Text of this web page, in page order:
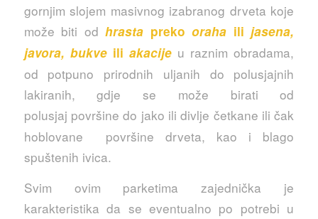
gornjim slojem masivnog izabranog drveta koje
može biti odhrasta prekooraha ilijasena,
javora, bukveili akacije u raznim obradama,
od potpuno prirodnih uljanih do polusjajnih
lakiranih, gdje se može birati od
polusjaj površine do jako ili divlje četkane ili čak
hoblovane površine drveta, kao i blago
spuštenih ivica.
Svim ovim parketima zajednička je
karakteristika da se eventualno po potrebi u